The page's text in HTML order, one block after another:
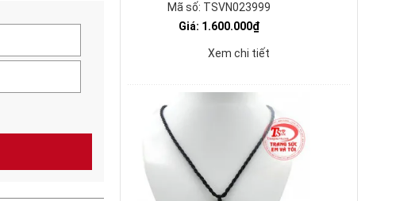
Mã số: TSVN023999
Giá: 1.600.000₫
Xem chi tiết